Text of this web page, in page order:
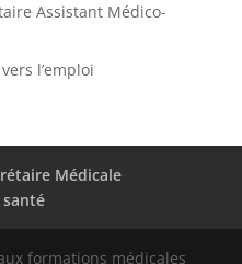
Assistant Médico-
l’emploi
Médicale
santé
formations médicales